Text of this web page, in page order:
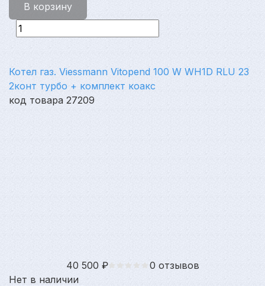
В корзину
Котел газ. Viessmann Vitopend 100 W WH1D RLU 23
2конт турбо + комплект коакс
код товара 27209
40 500 ₽
0 отзывов
Нет в наличии